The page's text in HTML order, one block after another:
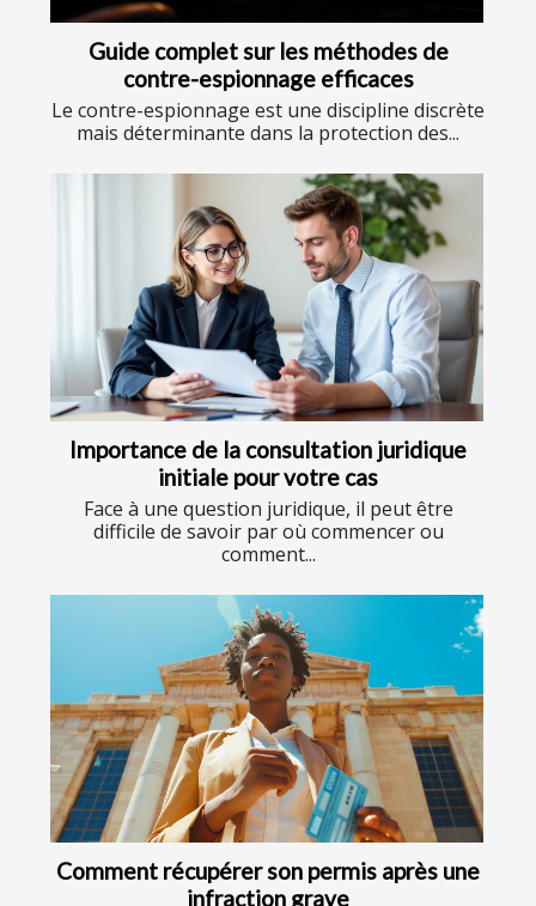
Guide complet sur les méthodes de
contre-espionnage efficaces
Le contre-espionnage est une discipline discrète
mais déterminante dans la protection des...
Importance de la consultation juridique
initiale pour votre cas
Face à une question juridique, il peut être
difficile de savoir par où commencer ou
comment...
Comment récupérer son permis après une
infraction grave